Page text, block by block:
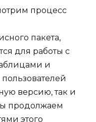
процесс
пакета,
для работы с
и
версию, так и
продолжаем
этого